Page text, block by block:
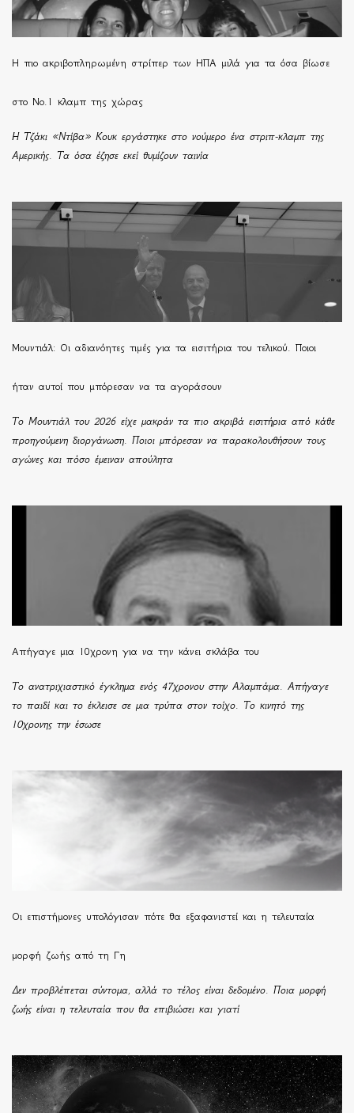
H πιο ακριβοπληρωμένη στρίπερ των ΗΠΑ μιλά για τα όσα βίωσε
στο Νο.1 κλαμπ της χώρας
Η Τζάκι «Ντίβα» Κουκ εργάστηκε στο νούμερο ένα στριπ-κλαμπ της
Αμερικής. Τα όσα έζησε εκεί θυμίζουν ταινία
Μουντιάλ: Οι αδιανόητες τιμές για τα εισιτήρια του τελικού. Ποιοι
ήταν αυτοί που μπόρεσαν να τα αγοράσουν
Το Μουντιάλ του 2026 είχε μακράν τα πιο ακριβά εισιτήρια από κάθε
προηγούμενη διοργάνωση. Ποιοι μπόρεσαν να παρακολουθήσουν τους
αγώνες και πόσο έμειναν απούλητα
Απήγαγε μια 10χρονη για να την κάνει σκλάβα του
Το ανατριχιαστικό έγκλημα ενός 47χρονου στην Αλαμπάμα. Απήγαγε
το παιδί και το έκλεισε σε μια τρύπα στον τοίχο. Το κινητό της
10χρονης την έσωσε
Οι επιστήμονες υπολόγισαν πότε θα εξαφανιστεί και η τελευταία
μορφή ζωής από τη Γη
Δεν προβλέπεται σύντομα, αλλά το τέλος είναι δεδομένο. Ποια μορφή
ζωής είναι η τελευταία που θα επιβιώσει και γιατί